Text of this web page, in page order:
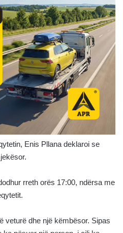
Enis Pllana deklaroi se
rreth orës 17:00, ndërsa me
veturë dhe një këmbësor. Sipas